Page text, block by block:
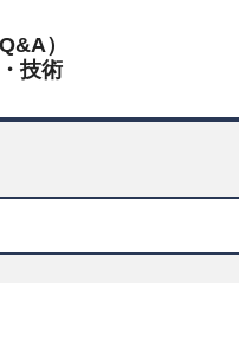
Q&A）
技術